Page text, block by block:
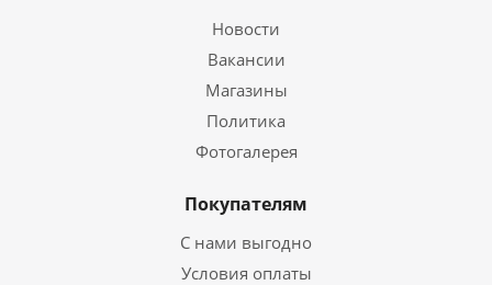
Новости
Вакансии
Магазины
Политика
Фотогалерея
Покупателям
С нами выгодно
Условия оплаты